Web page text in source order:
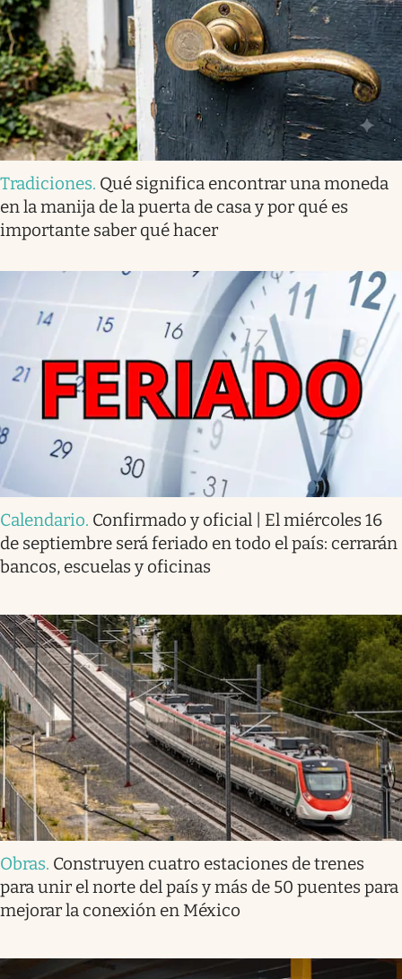
Tradiciones. Qué significa encontrar una moneda
en la manija de la puerta de casa y por qué es
importante saber qué hacer
Calendario. Confirmado y oficial | El miércoles 16
de septiembre será feriado en todo el país: cerrarán
bancos, escuelas y oficinas
Obras. Construyen cuatro estaciones de trenes
para unir el norte del país y más de 50 puentes para
mejorar la conexión en México